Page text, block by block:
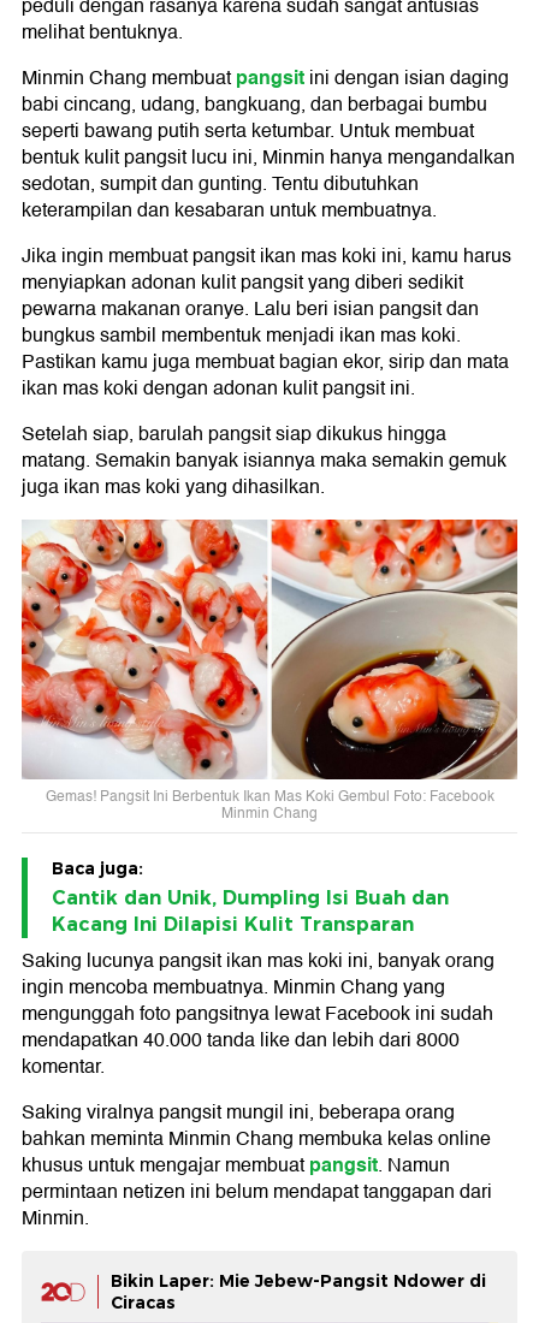
melihat bentuknya.
Minmin Chang membuatpangsitini dengan isian daging
babi cincang, udang, bangkuang, dan berbagai bumbu
seperti bawang putih serta ketumbar. Untuk membuat
bentuk kulit pangsit lucu ini, Minmin hanya mengandalkan
sedotan, sumpit dan gunting. Tentu dibutuhkan
keterampilan dan kesabaran untuk membuatnya.
Jika ingin membuat pangsit ikan mas koki ini, kamu harus
menyiapkan adonan kulit pangsit yang diberi sedikit
pewarna makanan oranye. Lalu beri isian pangsit dan
bungkus sambil membentuk menjadi ikan mas koki.
Pastikan kamu juga membuat bagian ekor, sirip dan mata
ikan mas koki dengan adonan kulit pangsit ini.
Setelah siap, barulah pangsit siap dikukus hingga
matang. Semakin banyak isiannya maka semakin gemuk
juga ikan mas koki yang dihasilkan.
Gemas! Pangsit Ini Berbentuk Ikan Mas Koki Gembul Foto: Facebook
Minmin Chang
Baca juga:
Cantik dan Unik, Dumpling Isi Buah dan
Kacang Ini Dilapisi Kulit Transparan
Saking lucunya pangsit ikan mas koki ini, banyak orang
ingin mencoba membuatnya. Minmin Chang yang
mengunggah foto pangsitnya lewat Facebook ini sudah
mendapatkan 40.000 tanda like dan lebih dari 8000
komentar.
Saking viralnya pangsit mungil ini, beberapa orang
bahkan meminta Minmin Chang membuka kelas online
khusus untuk mengajar membuatpangsit. Namun
permintaan netizen ini belum mendapat tanggapan dari
Minmin.
Bikin Laper: Mie Jebew-Pangsit Ndower di
Ciracas